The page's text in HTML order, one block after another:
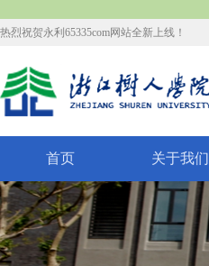
热烈祝贺永利65335com网站全新上线！
首页 关于我们